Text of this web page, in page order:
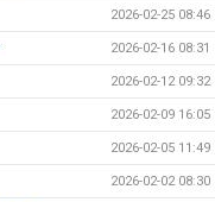
2026-02-25 08:46
2026-02-16 08:31
2026-02-12 09:32
2026-02-09 16:05
2026-02-05 11:49
2026-02-02 08:30